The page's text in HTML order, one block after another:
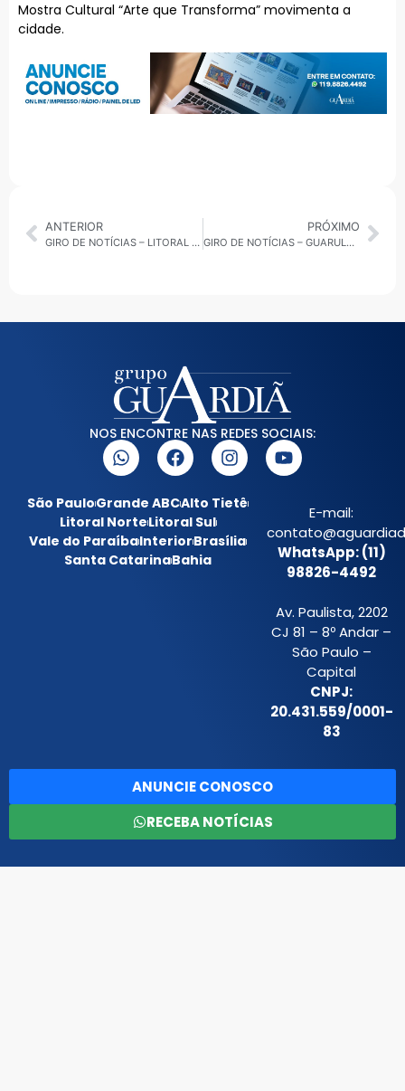
Mostra Cultural “Arte que Transforma” movimenta a
cidade.
ANTERIOR
GIRO DE NOTÍCIAS – LITORAL NORTE 25/08/2025
PRÓXIMO
GIRO DE NOTÍCIAS – GUARULHOS 25/08/2025
NOS ENCONTRE NAS REDES SOCIAIS:
São PauloGrande ABCAlto Tietê
Litoral NorteLitoral Sul
Vale do ParaíbaInteriorBrasília
Santa CatarinaBahia
E-mail:
WhatsApp: (11)
98826-4492
Av. Paulista, 2202
CJ 81 – 8º Andar –
São Paulo –
Capital
CNPJ:
20.431.559/0001-
83
ANUNCIE CONOSCO
RECEBA NOTÍCIAS